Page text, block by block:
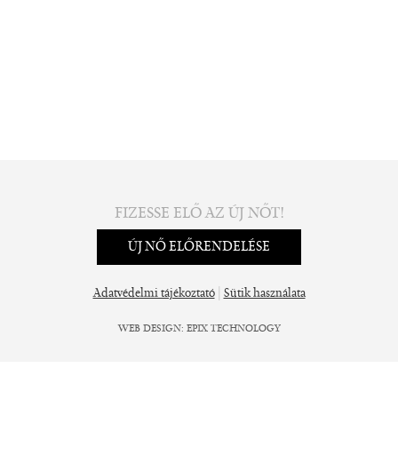
FIZESSE ELŐ AZ ÚJ NŐT!
ÚJ NŐ ELŐRENDELÉSE
Adatvédelmi tájékoztató| Sütik használata
WEB DESIGN: EPIX TECHNOLOGY